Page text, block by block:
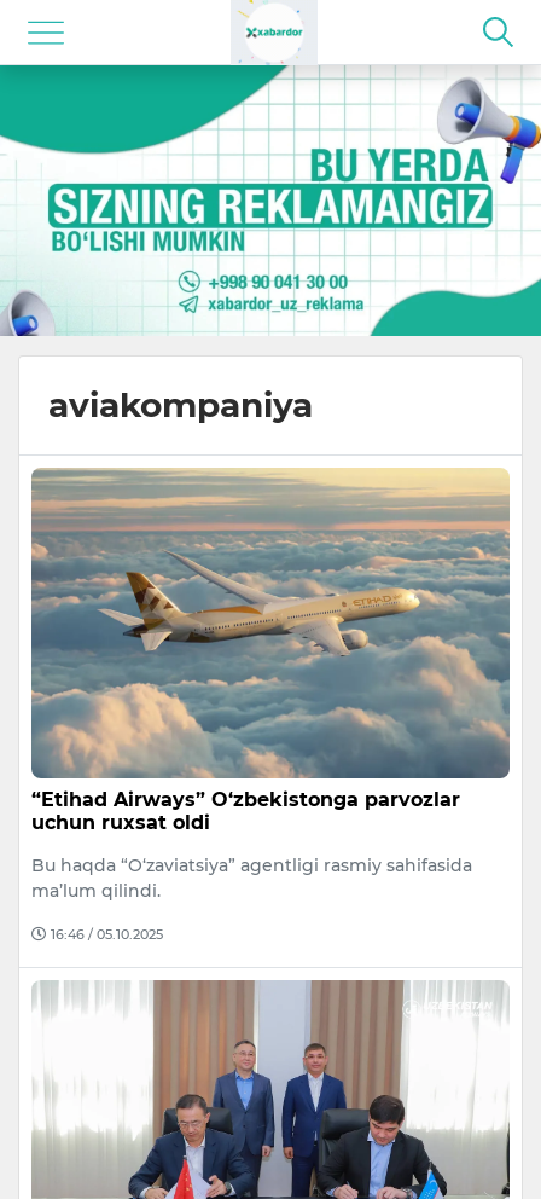
aviakompaniya
“Etihad Airways” O‘zbekistonga parvozlar
uchun ruxsat oldi
Bu haqda “O‘zaviatsiya” agentligi rasmiy sahifasida
ma’lum qilindi.
16:46 / 05.10.2025